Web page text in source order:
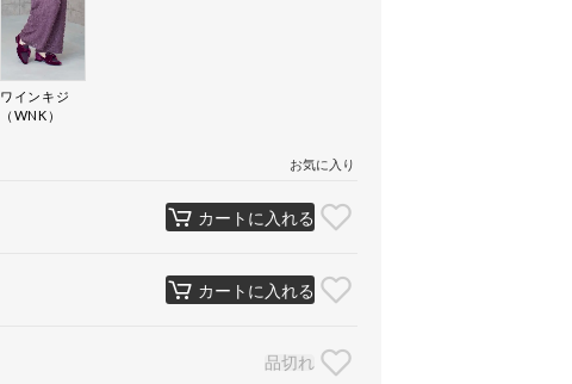
ワインキジ
（WNK）
お気に入り
カートに入れる
カートに入れる
品切れ